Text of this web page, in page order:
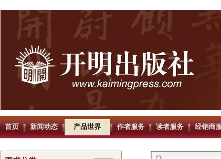
首页 新闻动态 产品世界 作者服务 读者服务 经销商